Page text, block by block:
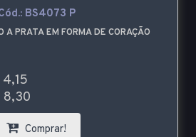
BS4073 P
A PRATA EM FORMA DE CORAÇÃO
4,15
8,30
Comprar!